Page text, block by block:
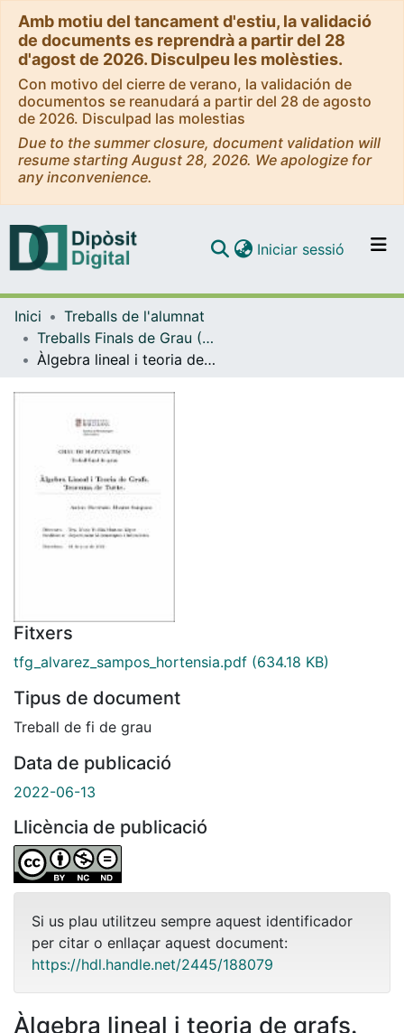
Amb motiu del tancament d'estiu, la validació
de documents es reprendrà a partir del 28
d'agost de 2026. Disculpeu les molèsties.
Con motivo del cierre de verano, la validación de
documentos se reanudará a partir del 28 de agosto
de 2026. Disculpad las molestias
Due to the summer closure, document validation will
resume starting August 28, 2026. We apologize for
any inconvenience.
Navega per tot el DD
Com publicar
Iniciar sessió (current)
Inici
Treballs de l'alumnat
Treballs Finals de Grau (TFG) - Matemàtiques
Àlgebra lineal i teoria de grafs. Teorema de Tutte
Fitxers
tfg_alvarez_sampos_hortensia.pdf (634.18 KB)
Tipus de document
Treball de fi de grau
Data de publicació
2022-06-13
Llicència de publicació
Si us plau utilitzeu sempre aquest identificador
per citar o enllaçar aquest document:
https://hdl.handle.net/2445/188079
Àlgebra lineal i teoria de grafs.